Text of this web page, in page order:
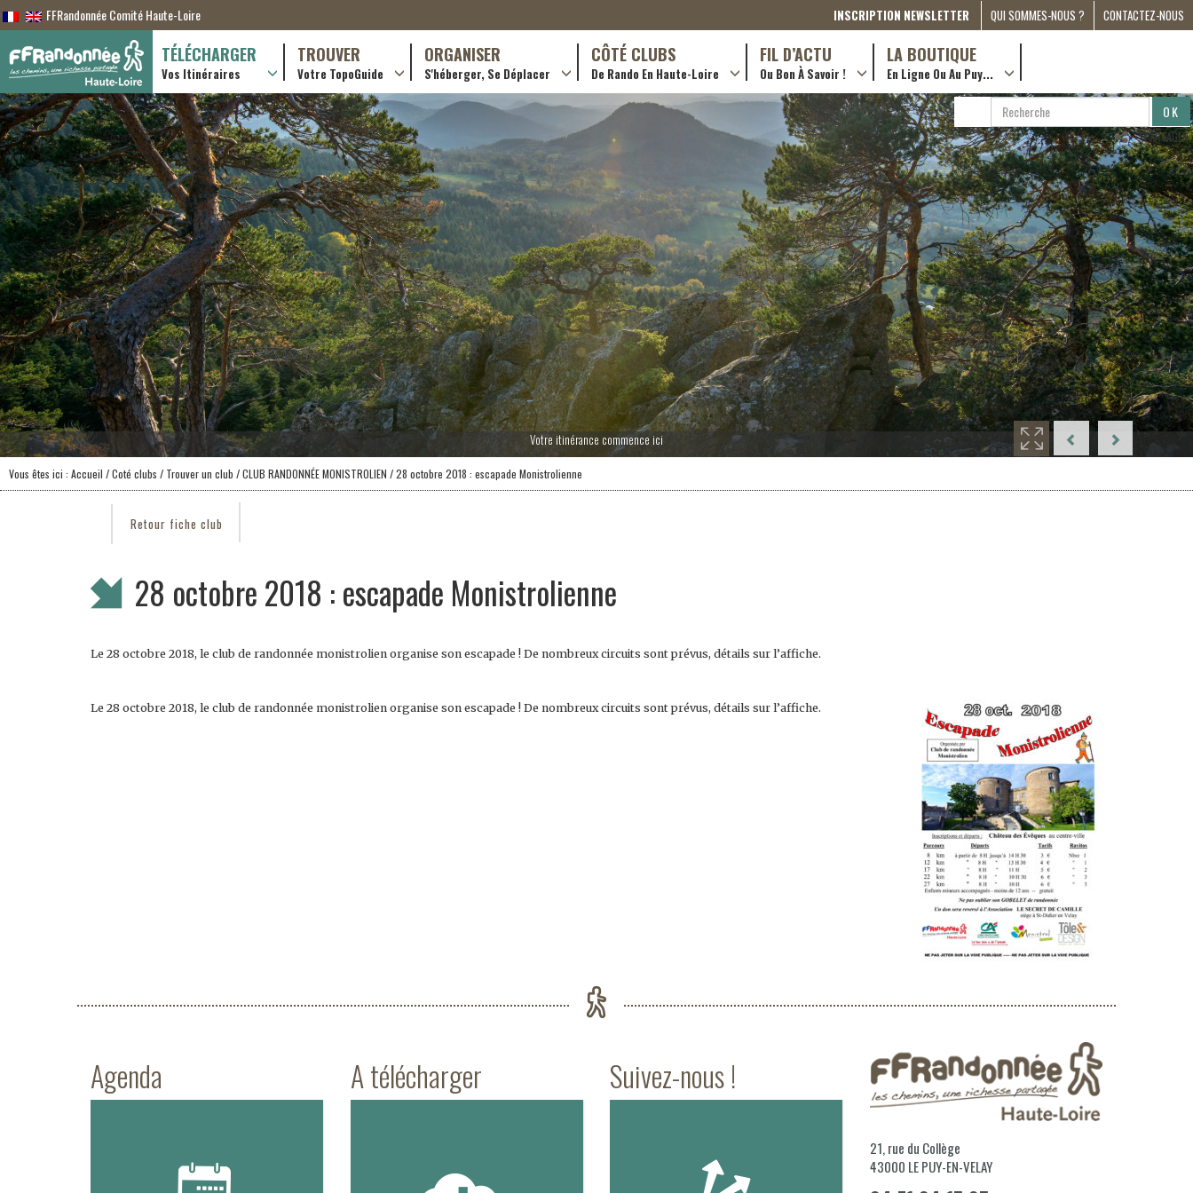
Votre itinérance commence ici
FFRandonnée Comité Haute-Loire INSCRIPTION NEWSLETTER
QUI SOMMES-NOUS ?
A PROPOS
PRESSE
PARTENARIATS
ESPACE MÉDIA
COMPAGNON DE ROUTE
2022
CONTACTEZ-NOUS
TÉLÉCHARGER
Vos Itinéraires
TROUVER
Votre TopoGuide
Randonnées itinerantes (GR)
Randonnées à la journée (PR)
Boutique en ligne
Pratique & conseils
ORGANISER
S'héberger, Se Déplacer
Hôtellerie
Gîtes et chambres d’hôtes
Campings
Restaurants
Transporteurs & services
CÔTÉ CLUBS
De Rando En Haute-Loire
Formations en rando 2024
Rando douce
Trouver un club
Adhérer
Créer un club
Ordre de mission et note de frais
FIL D’ACTU
Ou Bon À Savoir !
LA BOUTIQUE
En Ligne Ou Au Puy...
… en ville !
…en ligne !
RECHERCHER
RECHERCHE
PARTAGER
Vous êtes ici : Accueil / Coté clubs / Trouver un club /CLUB RANDONNÉE MONISTROLIEN / 28 octobre 2018 : escapade Monistrolienne
Retour fiche club
28 octobre 2018 : escapade Monistrolienne
Le 28 octobre 2018, le club de randonnée monistrolien organise son escapade ! De nombreux circuits sont prévus, détails sur l’affiche.
Le 28 octobre 2018, le club de randonnée monistrolien organise son escapade ! De nombreux circuits sont prévus, détails sur l’affiche.
Agenda
Voir l'agenda complet
A télécharger Suivez-nous !
21, rue du Collège
43000 LE PUY-EN-VELAY